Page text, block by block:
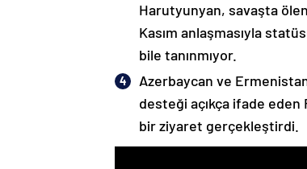
Harutyunyan, savaşta
Kasım anlaşmasıyla
bile tanınmıyor.
Azerbaycan ve
desteği açıkça ifade
bir ziyaret gerçekleştirdi.